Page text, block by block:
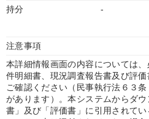
持分
-
注意事項
本詳細情報画面の内容については
件明細書、現況調査報告書及び評価
ご確認ください（民事執行法６３
があります）。本システムからダ
書」及び「評価書」に引用されて